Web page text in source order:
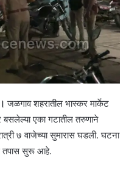
जळगाव शहरातील भास्कर मार्केट
एका गटातील तरुणाने
७ वाजेच्या सुमारास घडली. घटना
तपास सुरू आहे.